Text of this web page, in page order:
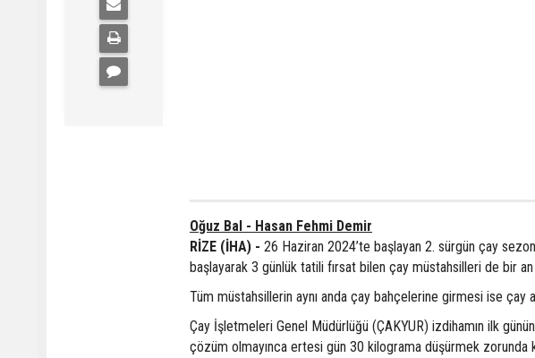
Oğuz Bal - Hasan Fehmi Demir
RİZE (İHA) - 26 Haziran 2024’te başlayan 2. sürgün çay
başlayarak 3 günlük tatili fırsat bilen çay müstahsilleri de bir
Tüm müstahsillerin aynı anda çay bahçelerine girmesi ise çay
Çay İşletmeleri Genel Müdürlüğü (ÇAKYUR) izdihamın ilk
çözüm olmayınca ertesi gün 30 kilograma düşürmek zorunda